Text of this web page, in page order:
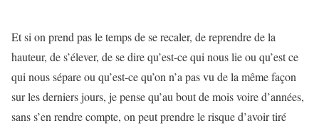
Et si on prend pas le temps de se recaler, de reprendre de la
hauteur, de s’élever, de se dire qu’est-ce qui nous lie ou qu’est ce
qui nous sépare ou qu’est-ce qu’on n’a pas vu de la même façon
sur les derniers jours, je pense qu’au bout de mois voire d’années,
sans s’en rendre compte, on peut prendre le risque d’avoir tiré